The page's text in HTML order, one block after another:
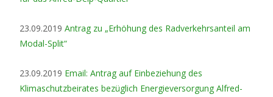
23.09.2019 Antrag zu „Erhöhung des Radverkehrsanteil am
Modal-Split“
23.09.2019 Email: Antrag auf Einbeziehung des
Klimaschutzbeirates bezüglich Energieversorgung Alfred-